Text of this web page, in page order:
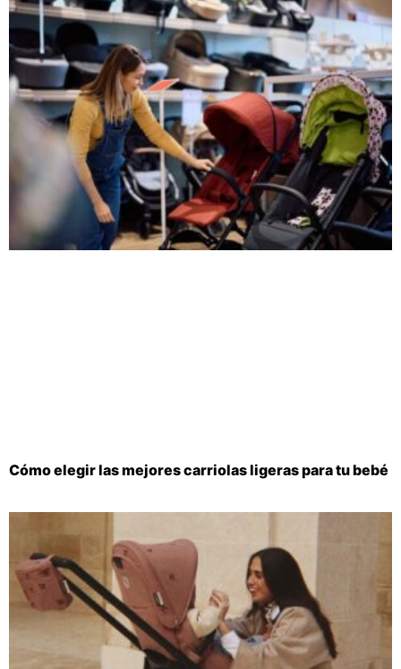
Cómo elegir las mejores carriolas ligeras para tu bebé